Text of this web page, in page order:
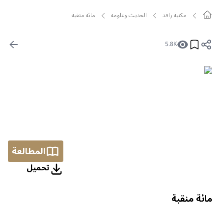
مکتبة رافد الحديث وعلومه مائة منقبة
5.8K
المطالعة
تحمیل
مائة منقبة